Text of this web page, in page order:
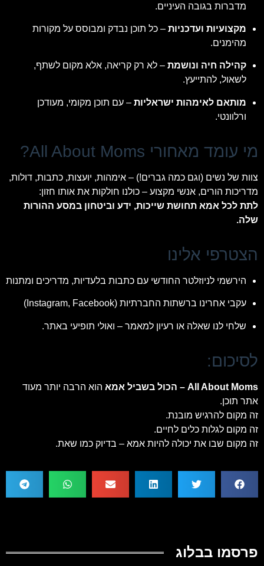
מדברות בגובה העיניים.
מקצועיות ועדכניות – כל תוכן נבדק ומבוסס על מקורות
מהימנים.
קהילה חיה ונושמת – לא רק קריאה, אלא מקום לשתף,
לשאול, להתייעץ.
מותאם לאימהות ישראליות – עם תוכן מקומי, מעודכן
ורלוונטי.
מי עומד מאחורי All About Moms?
צוות של נשים (וגם כמה גברים!) – אימהות, יועצות, כתבות, דולות,
מדריכות הורים, אנשי מקצוע – כולנו חולקות את אותו חזון:
לתת לכל אמא תחושת שייכות, ידע וביטחון במסע ההורות
שלה.
הצטרפי אלינו
הירשמי לניוזלטר החודשי עם כתבות בלעדיות, מדריכים ומתנות
עקבי אחרינו ברשתות החברתיות (Instagram, Facebook)
שלחי לנו שאלה או רעיון למאמר – ואולי תופיעי באתר.
לסיכום:
All About Moms – הכול בשביל אמא
הוא הרבה יותר מעוד
אתר תוכן.
זה מקום להרגיש מובנת.
זה מקום לגלות כלים לחיים.
זה מקום שבו את יכולה להיות אמא – בדיוק כמו שאת.
פרסמו בבלוג